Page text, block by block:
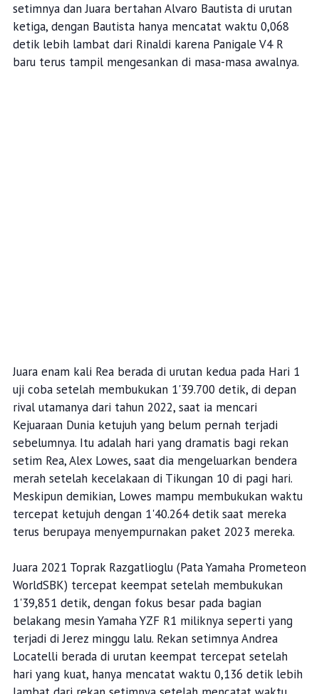
setimnya dan Juara bertahan Alvaro Bautista di urutan
ketiga, dengan Bautista hanya mencatat waktu 0,068
detik lebih lambat dari Rinaldi karena Panigale V4 R
baru terus tampil mengesankan di masa-masa awalnya.
Juara enam kali Rea berada di urutan kedua pada Hari 1
uji coba setelah membukukan 1'39.700 detik, di depan
rival utamanya dari tahun 2022, saat ia mencari
Kejuaraan Dunia ketujuh yang belum pernah terjadi
sebelumnya. Itu adalah hari yang dramatis bagi rekan
setim Rea, Alex Lowes, saat dia mengeluarkan bendera
merah setelah kecelakaan di Tikungan 10 di pagi hari.
Meskipun demikian, Lowes mampu membukukan waktu
tercepat ketujuh dengan 1'40.264 detik saat mereka
terus berupaya menyempurnakan paket 2023 mereka.
Juara 2021 Toprak Razgatlioglu (Pata Yamaha Prometeon
WorldSBK) tercepat keempat setelah membukukan
1'39,851 detik, dengan fokus besar pada bagian
belakang mesin Yamaha YZF R1 miliknya seperti yang
terjadi di Jerez minggu lalu. Rekan setimnya Andrea
Locatelli berada di urutan keempat tercepat setelah
hari yang kuat, hanya mencatat waktu 0,136 detik lebih